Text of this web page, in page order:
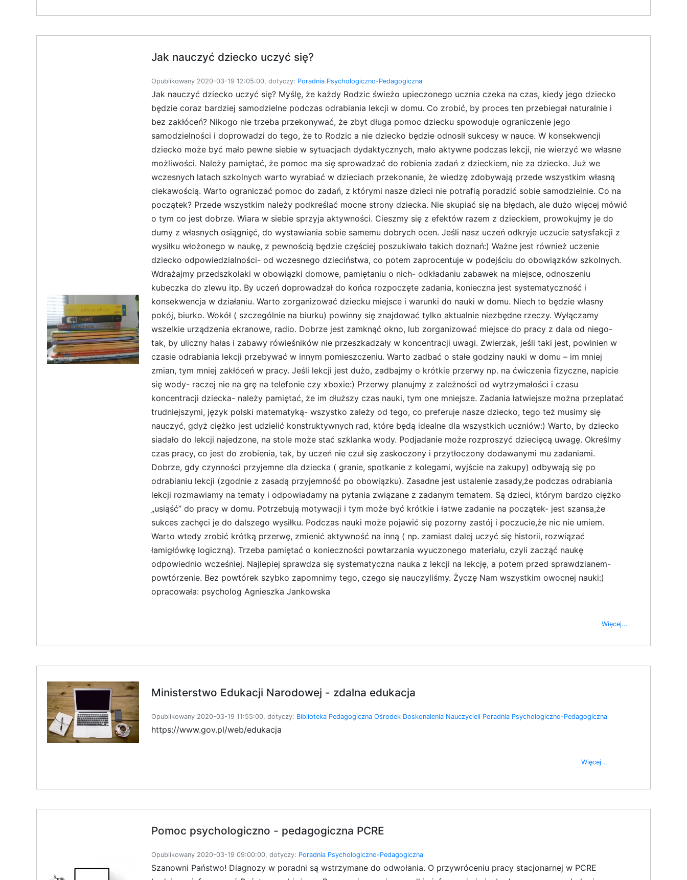
Jak nauczyć dziecko uczyć się?
Opublikowany 2020-03-19 12:05:00, dotyczy: Poradnia Psychologiczno-Pedagogiczna
Jak nauczyć dziecko uczyć się? Myślę, że każdy Rodzic świeżo upieczonego ucznia czeka na czas, kiedy jego dziecko
będzie coraz bardziej samodzielne podczas odrabiania lekcji w domu. Co zrobić, by proces ten przebiegał naturalnie i
bez zakłóceń? Nikogo nie trzeba przekonywać, że zbyt długa pomoc dziecku spowoduje ograniczenie jego
samodzielności i doprowadzi do tego, że to Rodzic a nie dziecko będzie odnosił sukcesy w nauce. W konsekwencji
dziecko może być mało pewne siebie w sytuacjach dydaktycznych, mało aktywne podczas lekcji, nie wierzyć we własne
możliwości. Należy pamiętać, że pomoc ma się sprowadzać do robienia zadań z dzieckiem, nie za dziecko. Już we
wczesnych latach szkolnych warto wyrabiać w dzieciach przekonanie, że wiedzę zdobywają przede wszystkim własną
ciekawością. Warto ograniczać pomoc do zadań, z którymi nasze dzieci nie potrafią poradzić sobie samodzielnie. Co na
początek? Przede wszystkim należy podkreślać mocne strony dziecka. Nie skupiać się na błędach, ale dużo więcej mówić
o tym co jest dobrze. Wiara w siebie sprzyja aktywności. Cieszmy się z efektów razem z dzieckiem, prowokujmy je do
dumy z własnych osiągnięć, do wystawiania sobie samemu dobrych ocen. Jeśli nasz uczeń odkryje uczucie satysfakcji z
wysiłku włożonego w naukę, z pewnością będzie częściej poszukiwało takich doznań:) Ważne jest również uczenie
dziecko odpowiedzialności- od wczesnego dzieciństwa, co potem zaprocentuje w podejściu do obowiązków szkolnych.
Wdrażajmy przedszkolaki w obowiązki domowe, pamiętaniu o nich- odkładaniu zabawek na miejsce, odnoszeniu
kubeczka do zlewu itp. By uczeń doprowadzał do końca rozpoczęte zadania, konieczna jest systematyczność i
konsekwencja w działaniu. Warto zorganizować dziecku miejsce i warunki do nauki w domu. Niech to będzie własny
pokój, biurko. Wokół ( szczególnie na biurku) powinny się znajdować tylko aktualnie niezbędne rzeczy. Wyłączamy
wszelkie urządzenia ekranowe, radio. Dobrze jest zamknąć okno, lub zorganizować miejsce do pracy z dala od niego-
tak, by uliczny hałas i zabawy rówieśników nie przeszkadzały w koncentracji uwagi. Zwierzak, jeśli taki jest, powinien w
czasie odrabiania lekcji przebywać w innym pomieszczeniu. Warto zadbać o stałe godziny nauki w domu – im mniej
zmian, tym mniej zakłóceń w pracy. Jeśli lekcji jest dużo, zadbajmy o krótkie przerwy np. na ćwiczenia fizyczne, napicie
się wody- raczej nie na grę na telefonie czy xboxie:) Przerwy planujmy z zależności od wytrzymałości i czasu
koncentracji dziecka- należy pamiętać, że im dłuższy czas nauki, tym one mniejsze. Zadania łatwiejsze można przeplatać
trudniejszymi, język polski matematyką- wszystko zależy od tego, co preferuje nasze dziecko, tego też musimy się
nauczyć, gdyż ciężko jest udzielić konstruktywnych rad, które będą idealne dla wszystkich uczniów:) Warto, by dziecko
siadało do lekcji najedzone, na stole może stać szklanka wody. Podjadanie może rozproszyć dziecięcą uwagę. Określmy
czas pracy, co jest do zrobienia, tak, by uczeń nie czuł się zaskoczony i przytłoczony dodawanymi mu zadaniami.
Dobrze, gdy czynności przyjemne dla dziecka ( granie, spotkanie z kolegami, wyjście na zakupy) odbywają się po
odrabianiu lekcji (zgodnie z zasadą przyjemność po obowiązku). Zasadne jest ustalenie zasady,że podczas odrabiania
lekcji rozmawiamy na tematy i odpowiadamy na pytania związane z zadanym tematem. Są dzieci, którym bardzo ciężko
„usiąść” do pracy w domu. Potrzebują motywacji i tym może być krótkie i łatwe zadanie na początek- jest szansa,że
sukces zachęci je do dalszego wysiłku. Podczas nauki może pojawić się pozorny zastój i poczucie,że nic nie umiem.
Warto wtedy zrobić krótką przerwę, zmienić aktywność na inną ( np. zamiast dalej uczyć się historii, rozwiązać
łamigłówkę logiczną). Trzeba pamiętać o konieczności powtarzania wyuczonego materiału, czyli zacząć naukę
odpowiednio wcześniej. Najlepiej sprawdza się systematyczna nauka z lekcji na lekcję, a potem przed sprawdzianem-
powtórzenie. Bez powtórek szybko zapomnimy tego, czego się nauczyliśmy. Życzę Nam wszystkim owocnej nauki:)
opracowała: psycholog Agnieszka Jankowska
Więcej...
Ministerstwo Edukacji Narodowej - zdalna edukacja
Opublikowany 2020-03-19 11:55:00, dotyczy: Biblioteka Pedagogiczna Ośrodek Doskonalenia Nauczycieli Poradnia Psychologiczno-Pedagogiczna
https://www.gov.pl/web/edukacja
Więcej...
Pomoc psychologiczno - pedagogiczna PCRE
Opublikowany 2020-03-19 09:00:00, dotyczy: Poradnia Psychologiczno-Pedagogiczna
Szanowni Państwo! Diagnozy w poradni są wstrzymane do odwołania. O przywróceniu pracy stacjonarnej w PCRE